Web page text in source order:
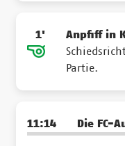
1'
Anpfiff in
Partie.
11:14 Die FC-